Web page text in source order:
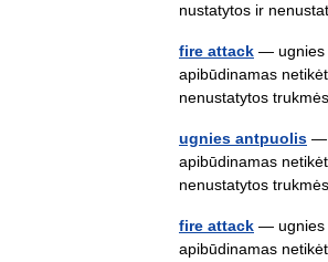
nustatytos ir
fire attack — ugnies
apibūdinamas
nenustatytos
ugnies antpuolis —
apibūdinamas
nenustatytos
fire attack — ugnies
apibūdinamas